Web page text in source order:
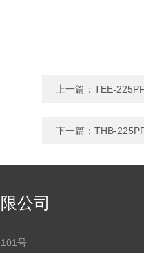
上一篇： TEE-
下一篇： THB-
公司
号